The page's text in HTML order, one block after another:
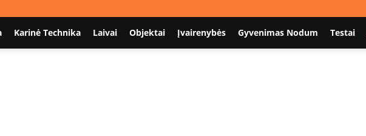
Karinė Technika Laivai Objektai Įvairenybės Gyvenimas Nodum Testai